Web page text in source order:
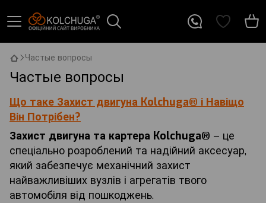
Частые вопросы
Частые вопросы
Що таке Захист двигуна Kolchuga® і Навіщо
Він Потрібен?
Захист двигуна та картера Kolchuga® – це
спеціально розроблений та надійний аксесуар,
який забезпечує механічний захист
найважливіших вузлів і агрегатів твого
автомобіля від пошкоджень.